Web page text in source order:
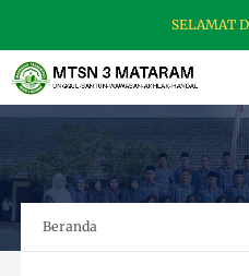
SELAMAT
Beranda